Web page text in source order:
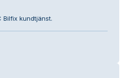
Bilfix kundtjänst.